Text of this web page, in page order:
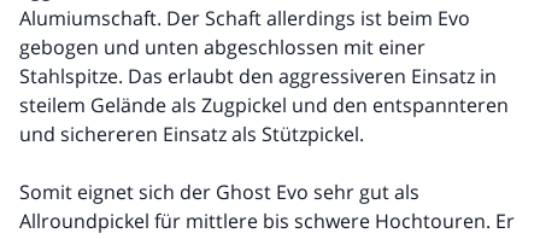
Alumiumschaft. Der Schaft allerdings ist beim Evo
gebogen und unten abgeschlossen mit einer
Stahlspitze. Das erlaubt den aggressiveren Einsatz in
steilem Gelände als Zugpickel und den entspannteren
und sichereren Einsatz als Stützpickel.
Somit eignet sich der Ghost Evo sehr gut als
Allroundpickel für mittlere bis schwere Hochtouren. Er